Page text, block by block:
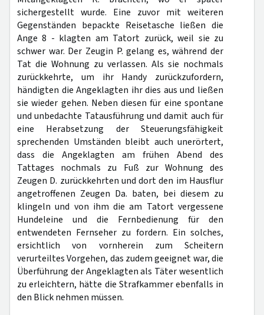
sichergestellt wurde. Eine zuvor mit weiteren
Gegenständen bepackte Reisetasche ließen die
Ange 8 - klagten am Tatort zurück, weil sie zu
schwer war. Der Zeugin P. gelang es, während der
Tat die Wohnung zu verlassen. Als sie nochmals
zurückkehrte, um ihr Handy zurückzufordern,
händigten die Angeklagten ihr dies aus und ließen
sie wieder gehen. Neben diesen für eine spontane
und unbedachte Tatausführung und damit auch für
eine Herabsetzung der Steuerungsfähigkeit
sprechenden Umständen bleibt auch unerörtert,
dass die Angeklagten am frühen Abend des
Tattages nochmals zu Fuß zur Wohnung des
Zeugen D. zurückkehrten und dort den im Hausflur
angetroffenen Zeugen Da. baten, bei diesem zu
klingeln und von ihm die am Tatort vergessene
Hundeleine und die Fernbedienung für den
entwendeten Fernseher zu fordern. Ein solches,
ersichtlich von vornherein zum Scheitern
verurteiltes Vorgehen, das zudem geeignet war, die
Überführung der Angeklagten als Täter wesentlich
zu erleichtern, hätte die Strafkammer ebenfalls in
den Blick nehmen müssen.